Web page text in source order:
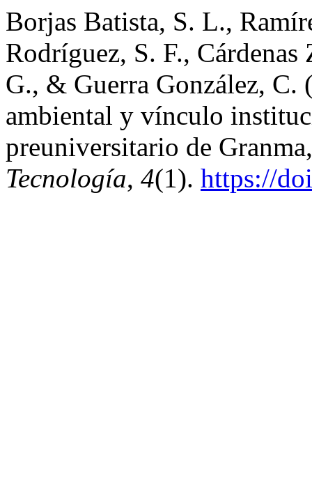
Borjas Batista, S. L.,
Rodríguez, S. F.,
G., & Guerra González, C.
ambiental y vínculo
preuniversitario de
Tecnología, 4(1). https://